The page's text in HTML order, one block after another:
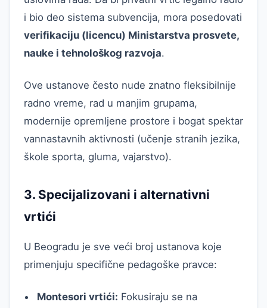
i bio deo sistema subvencija, mora posedovati
verifikaciju (licencu) Ministarstva prosvete,
nauke i tehnološkog razvoja.
Ove ustanove često nude znatno fleksibilnije
radno vreme, rad u manjim grupama,
modernije opremljene prostore i bogat spektar
vannastavnih aktivnosti (učenje stranih jezika,
škole sporta, gluma, vajarstvo).
3. Specijalizovani i alternativni
vrtići
U Beogradu je sve veći broj ustanova koje
primenjuju specifične pedagoške pravce:
Montesori vrtići: Fokusiraju se na